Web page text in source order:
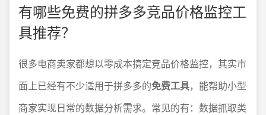
有哪些免费的拼多多竞品价格监控工
具推荐？
很多电商卖家都想以零成本搞定竞品价格监控，其实市
面上已经有不少适用于拼多多的免费工具，能帮助小型
商家实现日常的数据分析需求。常见的有：数据抓取类